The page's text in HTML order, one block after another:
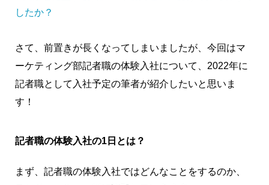
したか？
さて、前置きが長くなってしまいましたが、今回はマ
ーケティング部記者職の体験入社について、2022年に
記者職として入社予定の筆者が紹介したいと思いま
す！
記者職の体験入社の1日とは？
まず、記者職の体験入社ではどんなことをするのか、